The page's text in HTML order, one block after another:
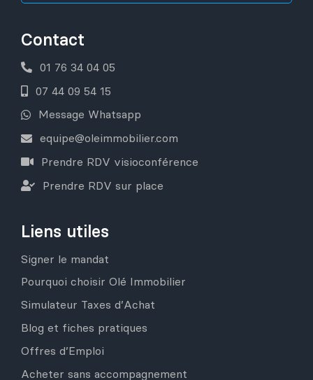
Contact
01 76 34 04 05
07 44 09 54 15
Message Whatsapp
equipe@oleimmobilier.com
Prendre RDV visioconférence
Prendre RDV sur place
Liens utiles
Signer le mandat
Pourquoi choisir Olé Immobilier
Simulateur Taxes d’Achat
Blog et fiches pratiques
Offres d’Emploi
Acheter sans accompagnement